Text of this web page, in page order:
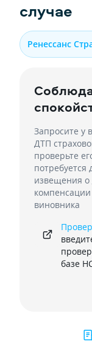
случае
Ренессанс
Запросите у
ДТП
проверьте
потребуется
извещения о
виновника
базе